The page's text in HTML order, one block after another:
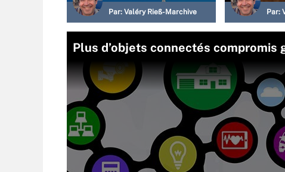
Par: Valéry Rieß-Marchive Par:
Plus d’objets connectés